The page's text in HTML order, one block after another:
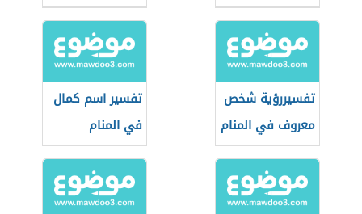
تفسيررؤية شخص
معروف في المنام
تفسير اسم كمال
في المنام